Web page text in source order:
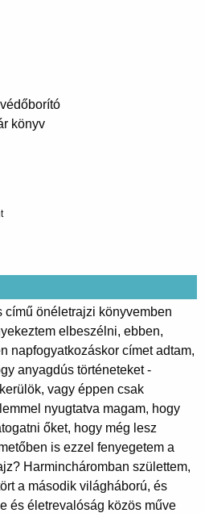
könyv
című önéletrajzi könyvemben
elbeszélni, ebben,
napfogyatkozáskor címet adtam,
anyagdús történeteket -
vagy éppen csak
nyugtatva magam, hogy
őket, hogy még lesz
is ezzel fenyegetem a
Harmincháromban születtem,
a második világháború, és
és életrevalóság közös műve